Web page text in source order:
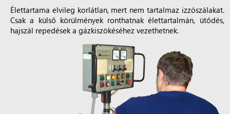
Élettartama elvileg korlátlan, mert nem tartalmaz izzószálakat.
Csak a külső körülmények ronthatnak élettartalmán, ütődés,
hajszál repedések a gázkiszökéséhez vezethetnek.